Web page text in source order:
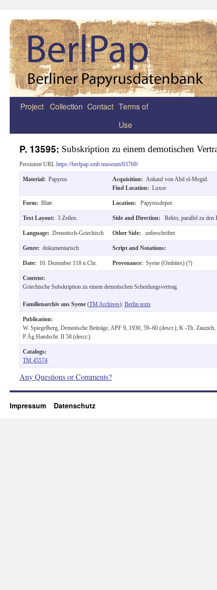
Zum
Project Collection Contact Terms of
Use
P. 13595: Subskription zu einem demotischen
Persistent URL https://berlpap.smb.museum/03769/
Material: Papyrus Acquisition: Ankauf von Abd el-Megid.
Find Location: Luxor
Form: Blatt Location: Papyrusdepot
Text Layout: 3 Zeilen. Side and Direction: Rekto, parallel zu den
Language: Demotisch-Griechisch Other Side: unbeschriftet
Genre: dokumentarisch Script and Notations:
Date: 10. Dezember 118 n.Chr. Provenance: Syene (Ombites) (?)
Content:
Griechische Subskription zu einem demotischen Scheidungsvertrag.
Familienarchiv aus Syene (TM Archives): Berlin texts
Publication:
W. Spiegelberg, Demotische Beiträge, APF 9, 1930, 59–60 (descr.); K.-Th. Zauzich,
P.Äg.Handschr. II 58 (descr.).
Catalogs:
TM 45574
Any Questions or Comments?
Impressum Datenschutz